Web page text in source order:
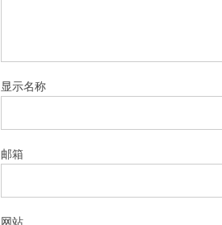
显示名称
邮箱
网站